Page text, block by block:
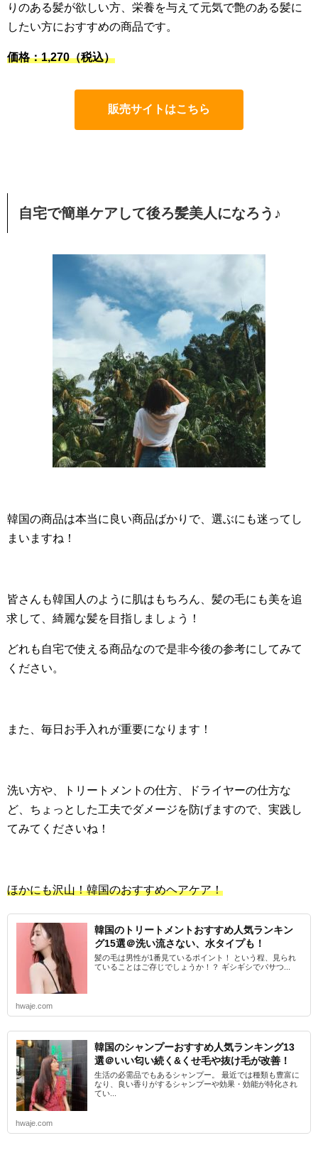
りのある髪が欲しい方、栄養を与えて元気で艶のある髪に
したい方におすすめの商品です。
価格：1,270（税込）
販売サイトはこちら
自宅で簡単ケアして後ろ髪美人になろう♪
韓国の商品は本当に良い商品ばかりで、選ぶにも迷ってし
まいますね！
皆さんも韓国人のように肌はもちろん、髪の毛にも美を追
求して、綺麗な髪を目指しましょう！
どれも自宅で使える商品なので是非今後の参考にしてみて
ください。
また、毎日お手入れが重要になります！
洗い方や、トリートメントの仕方、ドライヤーの仕方な
ど、ちょっとした工夫でダメージを防げますので、実践し
てみてくださいね！
ほかにも沢山！韓国のおすすめヘアケア！
韓国のトリートメントおすすめ人気ランキン
グ15選＠洗い流さない、水タイプも！
髪の毛は男性が1番見ているポイント！ という程、見られ
ていることはご存じでしょうか！？ ギシギシでパサつ...
hwaje.com
韓国のシャンプーおすすめ人気ランキング13
選＠いい匂い続く&くせ毛や抜け毛が改善！
生活の必需品でもあるシャンプー。 最近では種類も豊富に
なり、良い香りがするシャンプーや効果・効能が特化され
てい...
hwaje.com